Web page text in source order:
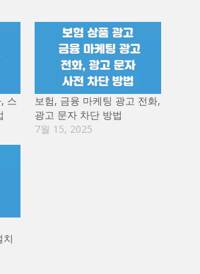
스
보험, 금융 마케팅 광고 전화,
광고 문자 차단 방법
7월 15, 2025